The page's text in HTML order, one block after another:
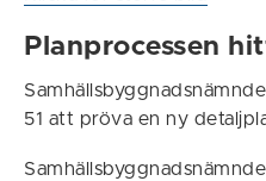
Planprocessen
51 att pröva en ny